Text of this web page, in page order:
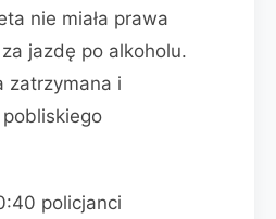
nie miała prawa
jazdę po alkoholu.
zatrzymana i
policjanci